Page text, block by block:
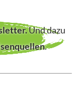
.Und dazu
.